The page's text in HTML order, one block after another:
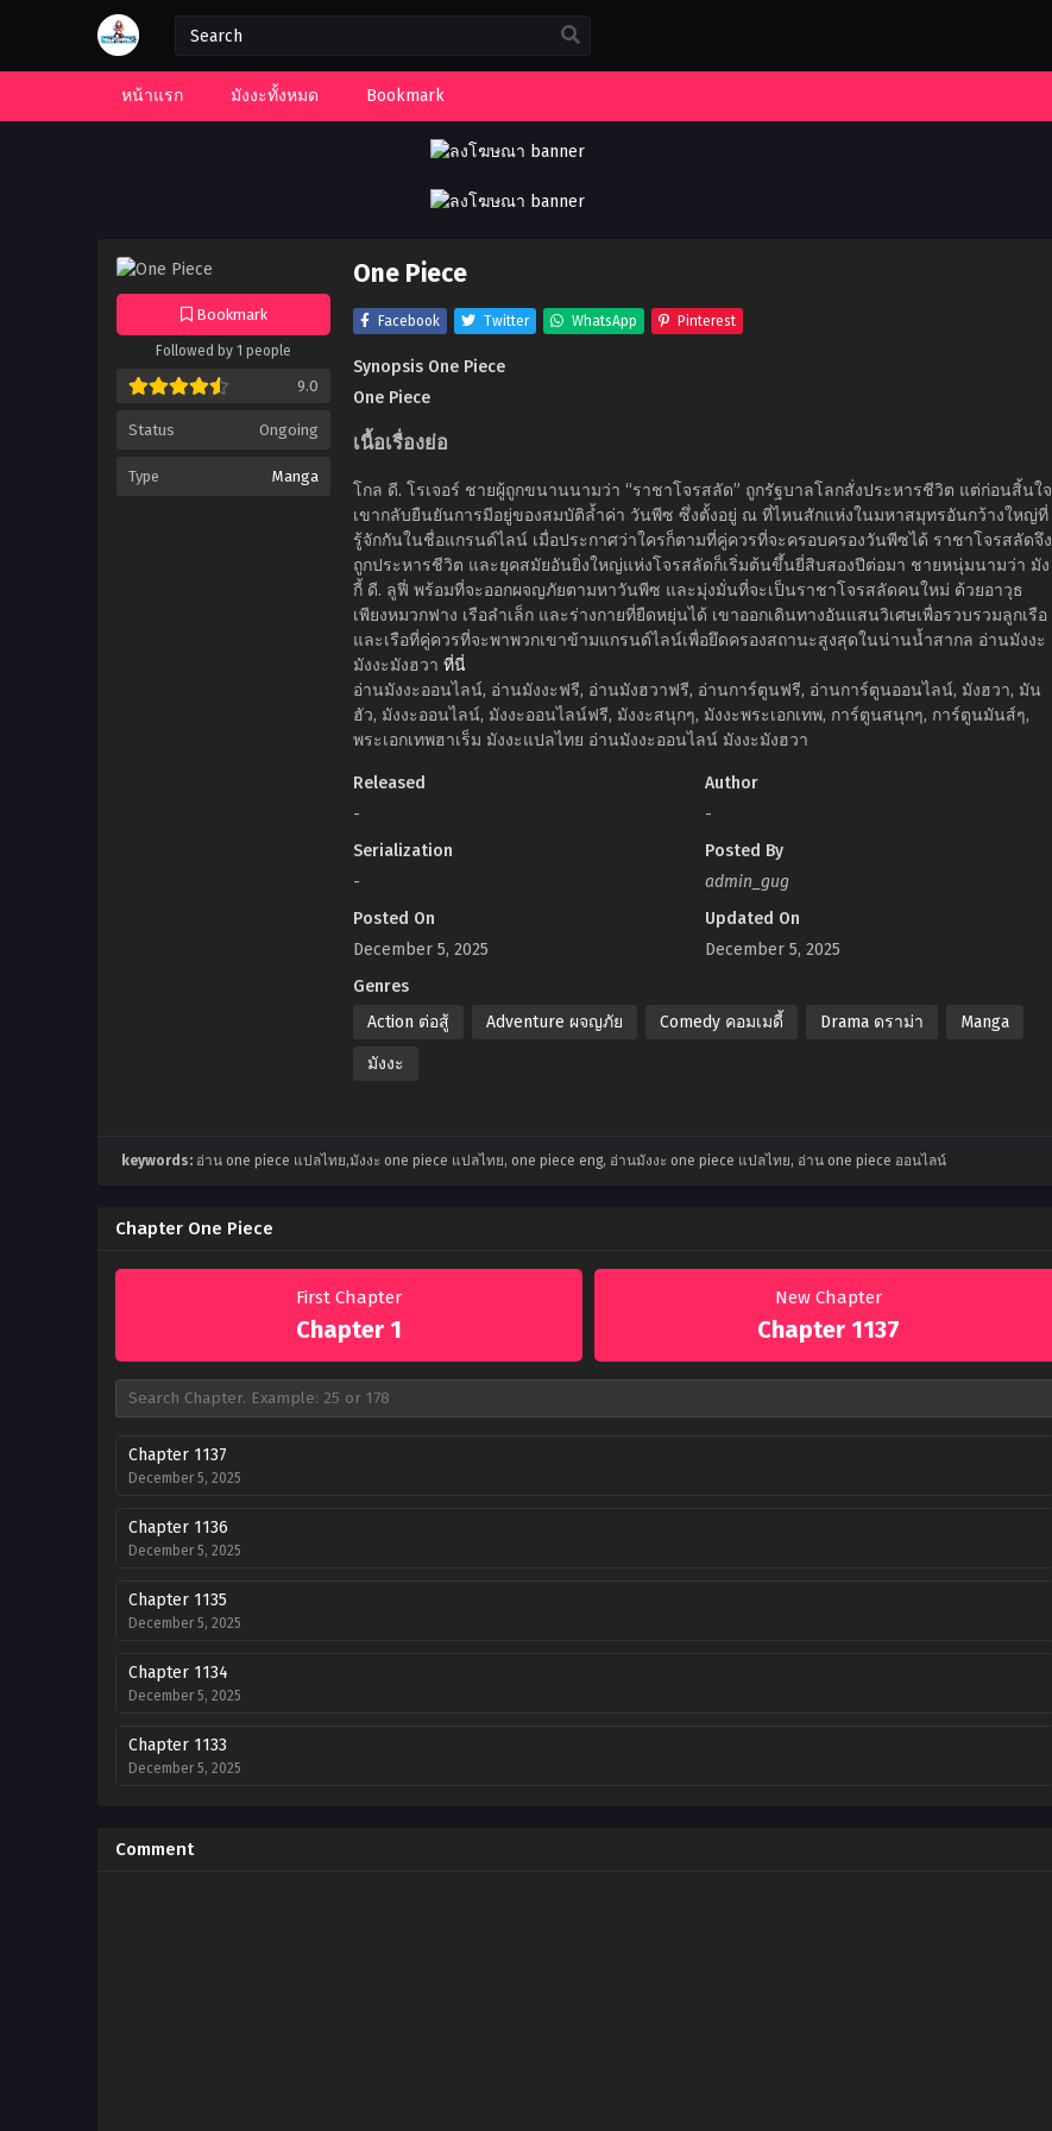
หน้าแรก มังงะทั้งหมด Bookmark
Bookmark
Followed by 1 people
9.0
Status Ongoing
Type Manga
One Piece
Facebook Twitter WhatsApp Pinterest
Synopsis One Piece
One Piece
เนื้อเรื่องย่อ
โกล ดี. โรเจอร์ ชายผู้ถูกขนานนามว่า “ราชาโจรสลัด” ถูกรัฐบาลโลกสั่งประหารชีวิต แต่ก่อนสิ้นใจ
เขากลับยืนยันการมีอยู่ของสมบัติล้ำค่า วันพีซ ซึ่งตั้งอยู่ ณ ที่ไหนสักแห่งในมหาสมุทรอันกว้างใหญ่ที่
รู้จักกันในชื่อแกรนด์ไลน์ เมื่อประกาศว่าใครก็ตามที่คู่ควรที่จะครอบครองวันพีซได้ ราชาโจรสลัดจึง
ถูกประหารชีวิต และยุคสมัยอันยิ่งใหญ่แห่งโจรสลัดก็เริ่มต้นขึ้นยี่สิบสองปีต่อมา ชายหนุ่มนามว่า มัง
กี้ ดี. ลูฟี่ พร้อมที่จะออกผจญภัยตามหาวันพีซ และมุ่งมั่นที่จะเป็นราชาโจรสลัดคนใหม่ ด้วยอาวุธ
เพียงหมวกฟาง เรือลำเล็ก และร่างกายที่ยืดหยุ่นได้ เขาออกเดินทางอันแสนวิเศษเพื่อรวบรวมลูกเรือ
และเรือที่คู่ควรที่จะพาพวกเขาข้ามแกรนด์ไลน์เพื่อยึดครองสถานะสูงสุดในน่านน้ำสากล อ่านมังงะ
มังงะมังฮวา ที่นี่
อ่านมังงะออนไลน์, อ่านมังงะฟรี, อ่านมังฮวาฟรี, อ่านการ์ตูนฟรี, อ่านการ์ตูนออนไลน์, มังฮวา, มัน
ฮัว, มังงะออนไลน์, มังงะออนไลน์ฟรี, มังงะสนุกๆ, มังงะพระเอกเทพ, การ์ตูนสนุกๆ, การ์ตูนมันส์ๆ,
พระเอกเทพฮาเร็ม มังงะแปลไทย อ่านมังงะออนไลน์ มังงะมังฮวา
Released
-
Author
-
Serialization
-
Posted By
admin_gug
Posted On
December 5, 2025
Updated On
December 5, 2025
Genres
Action ต่อสู้
Adventure ผจญภัย Comedy คอมเมดี้ Drama ดราม่า Manga
มังงะ
keywords: อ่าน one piece แปลไทย,มังงะ one piece แปลไทย, one piece eng, อ่านมังงะ one piece แปลไทย, อ่าน one piece ออนไลน์
Chapter One Piece
First Chapter
Chapter 1
New Chapter
Chapter 1137
Chapter 1137
December 5, 2025
Chapter 1136
December 5, 2025
Chapter 1135
December 5, 2025
Chapter 1134
December 5, 2025
Chapter 1133
December 5, 2025
December 5, 2025
Comment